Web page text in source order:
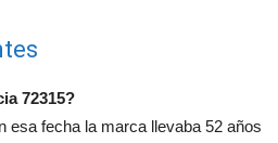
72315?
esa fecha la marca llevaba 52 años